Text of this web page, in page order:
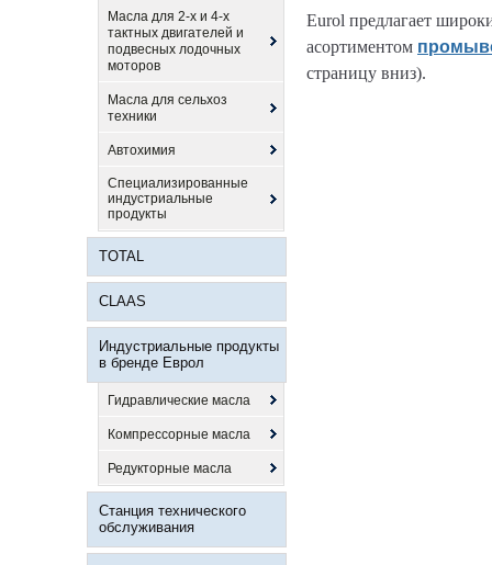
Масла для 2-х и 4-х
тактных двигателей и
подвесных лодочных
моторов
Масла для сельхоз
техники
Автохимия
Специализированные
индустриальные
продукты
TOTAL
CLAAS
Индустриальные продукты
в бренде Еврол
Гидравлические масла
Компрессорные масла
Редукторные масла
Станция технического
обслуживания
Eurol предлагает
асортиментом
страницу вниз).